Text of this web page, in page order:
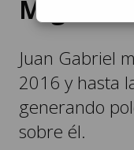
Miguel
Juan Gabriel
2016 y hasta
generando
sobre él.